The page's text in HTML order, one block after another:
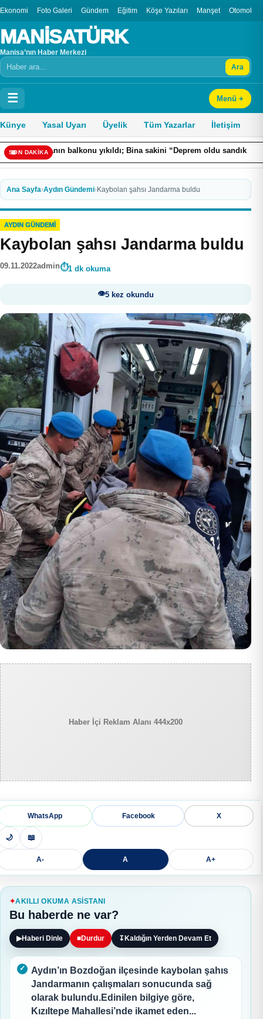
Ekonomi Foto Galeri Gündem Eğitim Köşe Yazıları Manşet Otomobil
MANİSATÜRK
Manisa’nın Haber Merkezi
Arama Ara
☰ Menü +
Künye Yasal Uyarı Üyelik Tüm Yazarlar İletişim
SON DAKİKA
binanın balkonu yıkıldı; Bina sakini “Deprem oldu sandık” dedi
Ana Sayfa›Aydın Gündemi›Kaybolan şahsı Jandarma buldu
AYDIN GÜNDEMI
Kaybolan şahsı Jandarma buldu
09.11.2022admin 1 dk okuma
5 kez okundu
Haber İçi Reklam Alanı 444x200
WhatsApp Facebook X
🌙 📖
A- A A+
AKILLI OKUMA ASISTANI
Bu haberde ne var?
▶Haberi Dinle ■Durdur ↧Kaldığın Yerden Devam Et
Aydın’ın Bozdoğan ilçesinde kaybolan şahıs
Jandarmanın çalışmaları sonucunda sağ
olarak bulundu.Edinilen bilgiye göre,
Kızıltepe Mahallesi’nde ikamet eden...